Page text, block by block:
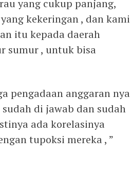
yang cukup panjang,
kekeringan , dan kami
itu kepada daerah
sumur , untuk bisa
pengadaan anggaran nya
di jawab dan sudah
ada korelasinya
tupoksi mereka , ”